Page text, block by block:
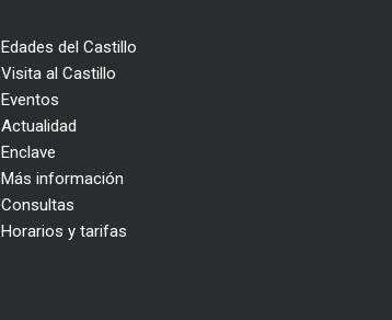
Edades del Castillo
Visita al Castillo
Eventos
Actualidad
Enclave
Más información
Consultas
Horarios y tarifas